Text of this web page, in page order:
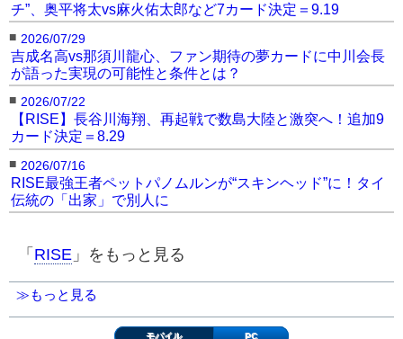
チ”、奥平将太vs麻火佑太郎など7カード決定＝9.19
■ 2026/07/29
吉成名高vs那須川龍心、ファン期待の夢カードに中川会長
が語った実現の可能性と条件とは？
■ 2026/07/22
【RISE】長谷川海翔、再起戦で数島大陸と激突へ！追加9
カード決定＝8.29
■ 2026/07/16
RISE最強王者ペットパノムルンが“スキンヘッド”に！タイ
伝統の「出家」で別人に
「 RISE 」をもっと見る
≫もっと見る
モバイル PC